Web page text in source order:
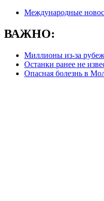
Международные
ВАЖНО:
Миллионы из-за
Останки ранее не
Опасная болезнь в